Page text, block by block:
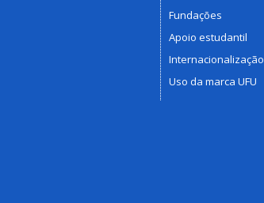
Fundações
Apoio estudantil
Internacionalização
Uso da marca UFU